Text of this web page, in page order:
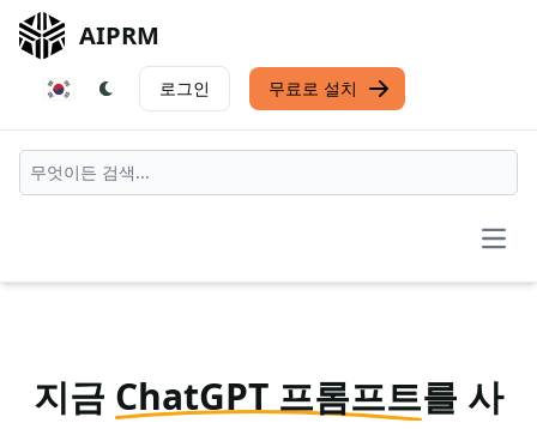
AIPRM
로그인 무료로 설치
지금 ChatGPT 프롬프트를 사